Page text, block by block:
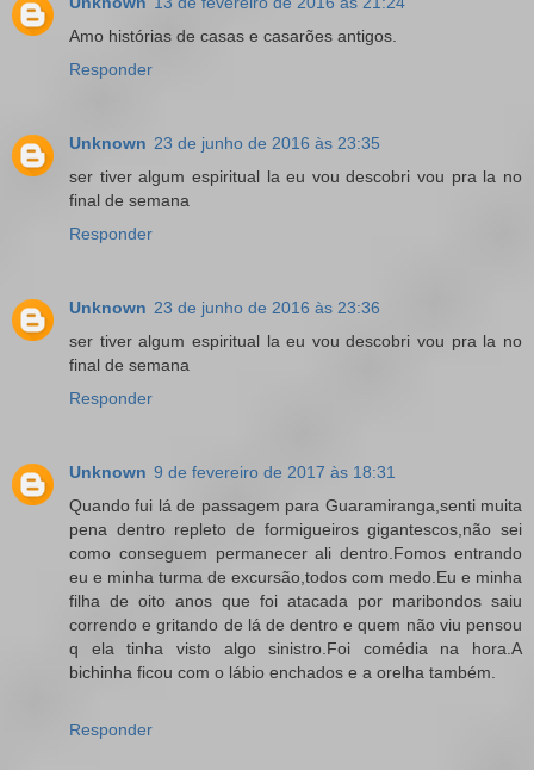
Amo histórias de casas e casarões antigos.
Responder
Unknown 23 de junho de 2016 às 23:35
ser tiver algum espiritual la eu vou descobri vou pra la no
final de semana
Responder
Unknown 23 de junho de 2016 às 23:36
ser tiver algum espiritual la eu vou descobri vou pra la no
final de semana
Responder
Unknown 9 de fevereiro de 2017 às 18:31
Quando fui lá de passagem para Guaramiranga,senti muita
pena dentro repleto de formigueiros gigantescos,não sei
como conseguem permanecer ali dentro.Fomos entrando
eu e minha turma de excursão,todos com medo.Eu e minha
filha de oito anos que foi atacada por maribondos saiu
correndo e gritando de lá de dentro e quem não viu pensou
q ela tinha visto algo sinistro.Foi comédia na hora.A
bichinha ficou com o lábio enchados e a orelha também.
Responder